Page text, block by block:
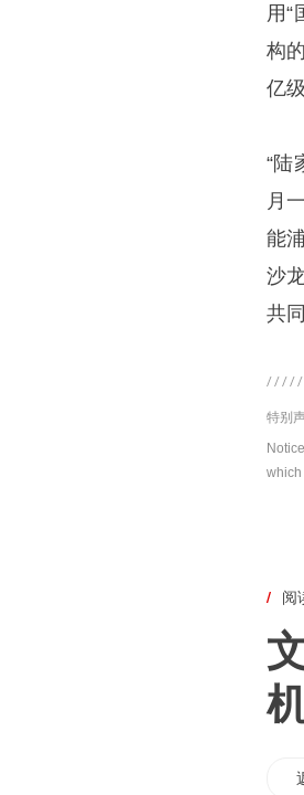
用“
构
亿
“陆
月
能
沙
共
特别
which
/ 阅